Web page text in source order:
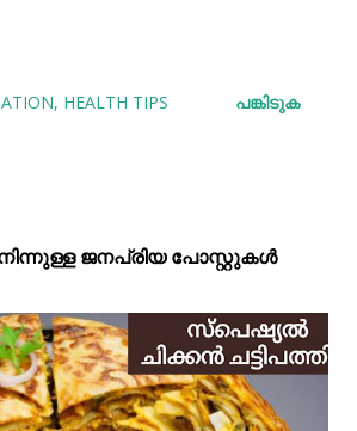
HEALTH TIPS പങ്കിടുക
ജനപ്രിയ പോസ്റ്റുകള്‍‌